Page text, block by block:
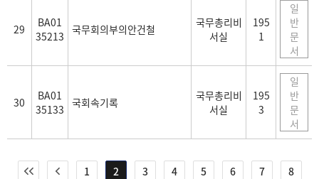
29
BA01
35213 국무회의부의안건철
국무총리비
서실
195
1
일
반
문
서
30
BA01
35133 국회속기록
국무총리비
서실
195
3
일
반
문
서
1 2 3 4 5 6 7
8